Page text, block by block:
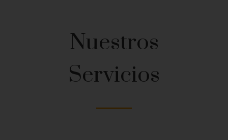
Nuestros
Servicios